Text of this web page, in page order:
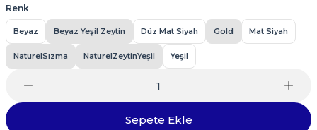
Renk
Beyaz Beyaz Yeşil Zeytin Düz Mat Siyah Gold Mat Siyah
NaturelSızma NaturelZeytinYeşil Yeşil
Sepete Ekle